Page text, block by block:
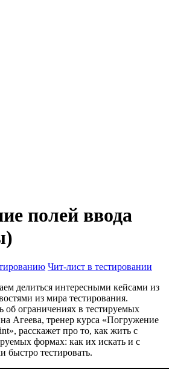
полей ввода
Чит-лист в тестировании
делиться интересными кейсами из
из мира тестирования.
об ограничениях в тестируемых
Агеева, тренер курса «Погружение
расскажет про то, как жить с
формах: как их искать и с
быстро тестировать.